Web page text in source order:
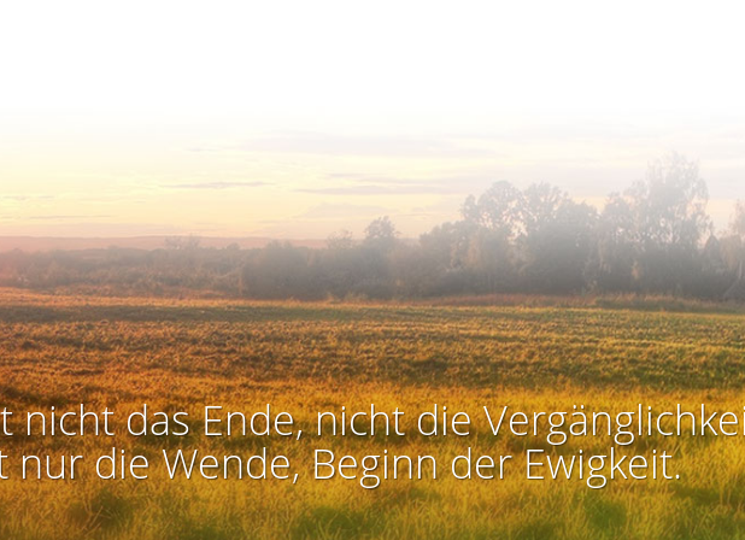
nicht das Ende, nicht die
nur die Wende, Beginn der Ewigkeit.